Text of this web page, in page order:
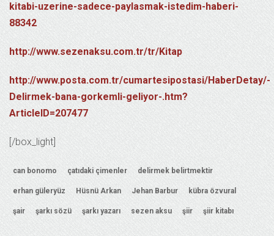
kitabi-uzerine-sadece-paylasmak-istedim-haberi-
88342
http://www.sezenaksu.com.tr/tr/Kitap
http://www.posta.com.tr/cumartesipostasi/HaberDetay/-
Delirmek-bana-gorkemli-geliyor-.htm?
ArticleID=207477
[/box_light]
can bonomo çatıdaki çimenler delirmek belirtmektir
erhan güleryüz Hüsnü Arkan Jehan Barbur kübra özvural
şair şarkı sözü şarkı yazarı sezen aksu şiir şiir kitabı